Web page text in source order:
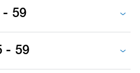
- 59
- 59